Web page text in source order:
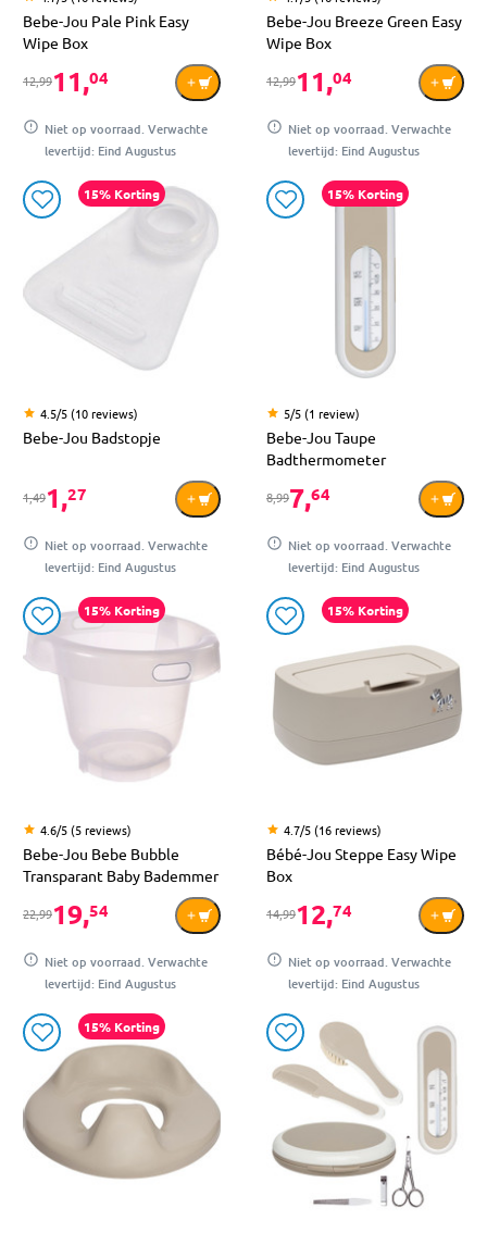
Bebe-Jou Pale Pink Easy
Wipe Box
12,9911,04
Niet op voorraad. Verwachte
levertijd: Eind Augustus
Bebe-Jou Breeze Green Easy
Wipe Box
12,9911,04
Niet op voorraad. Verwachte
levertijd: Eind Augustus
15% Korting
4.5/5 (10 reviews)
Bebe-Jou Badstopje
1,491,27
Niet op voorraad. Verwachte
levertijd: Eind Augustus
15% Korting
5/5 (1 review)
Bebe-Jou Taupe
Badthermometer
8,997,64
Niet op voorraad. Verwachte
levertijd: Eind Augustus
15% Korting
4.6/5 (5 reviews)
Bebe-Jou Bebe Bubble
Transparant Baby Bademmer
22,9919,54
Niet op voorraad. Verwachte
levertijd: Eind Augustus
15% Korting
4.7/5 (16 reviews)
Bébé-Jou Steppe Easy Wipe
Box
14,9912,74
Niet op voorraad. Verwachte
levertijd: Eind Augustus
15% Korting